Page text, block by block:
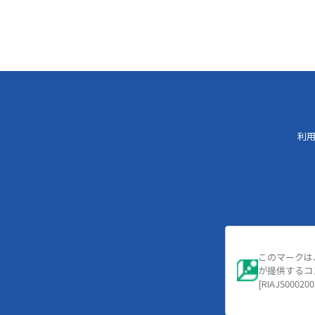
利
このマーク
が提供する